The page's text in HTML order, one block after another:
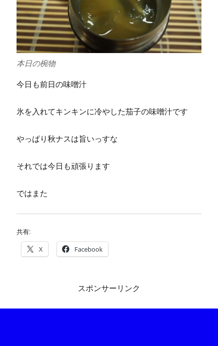
本日の椀物
今日も前日の味噌汁
氷を入れてキンキンに冷やした茄子の味噌汁です
やっぱり秋ナスは旨いっすな
それでは今日も頑張ります
ではまた
共有:
X Facebook
スポンサーリンク